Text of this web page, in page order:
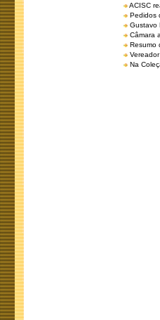
ACISC
Pedidos
Gustavo
Câmara
Resumo
Na